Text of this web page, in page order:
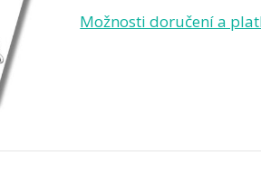
Možnosti doručení a